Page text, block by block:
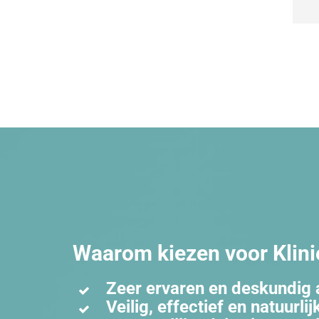
Waarom kiezen voor
Zeer ervaren en deskundig
Veilig, effectief en